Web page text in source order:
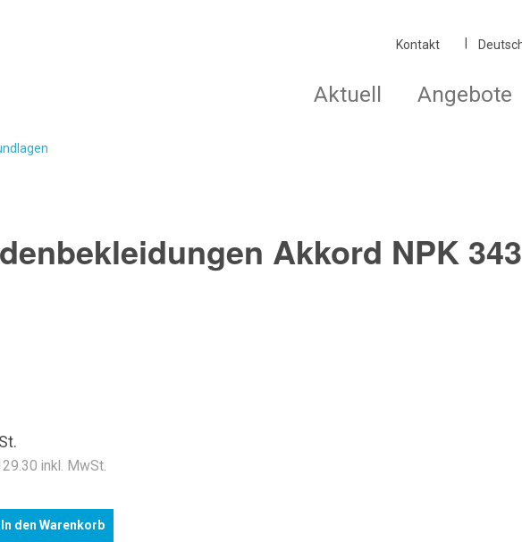
Kontakt
Aktuell Angebote
Akkord NPK 343
inkl. MwSt.
In den Warenkorb